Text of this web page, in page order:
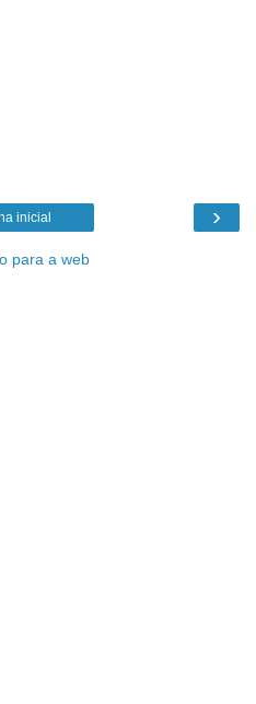
›
inicial
para a web